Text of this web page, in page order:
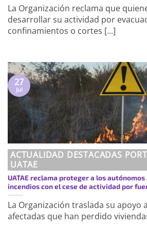
La Organización reclama que
desarrollar su actividad por
confinamientos o cortes [...]
ACTUALIDAD DESTACADAS
UATAE
UATAE reclama proteger a los
incendios con el cese de actividad por
La Organización traslada su apoyo
afectadas que han perdido
27
Jul